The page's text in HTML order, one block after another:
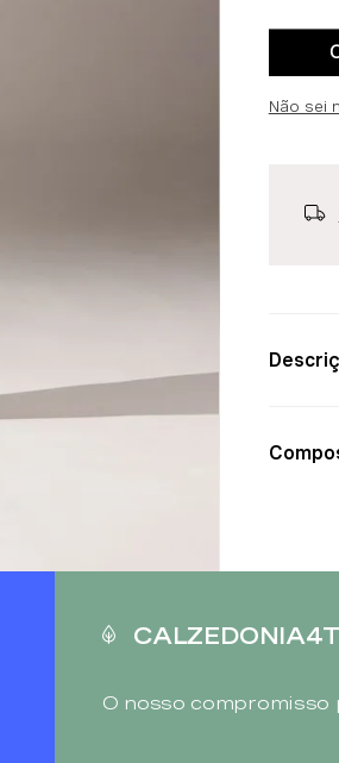
Não sei
O nosso compromisso